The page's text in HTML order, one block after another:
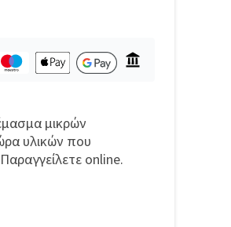
μικρών
υλικών που
online.